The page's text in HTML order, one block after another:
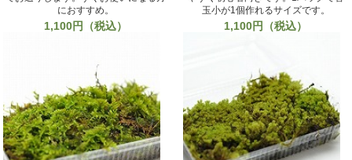
におすすめ。
1,100円（税込）
玉小が1個作れるサイズです。
1,100円（税込）